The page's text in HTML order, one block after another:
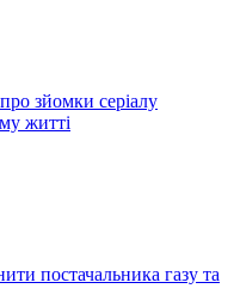
зйомки серіалу
житті
постачальника газу та